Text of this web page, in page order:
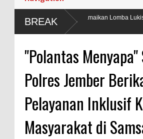
BREAK
Ramaikan Lomba Lukis Tema Pariwisata Se
"Polantas
Polres Jember
Pelayanan Inklusif
Masyarakat di